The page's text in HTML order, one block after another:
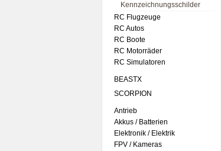
Kennzeichnungsschilder
RC Flugzeuge
RC Autos
RC Boote
RC Motorräder
RC Simulatoren
BEASTX
SCORPION
Antrieb
Akkus / Batterien
Elektronik / Elektrik
FPV / Kameras